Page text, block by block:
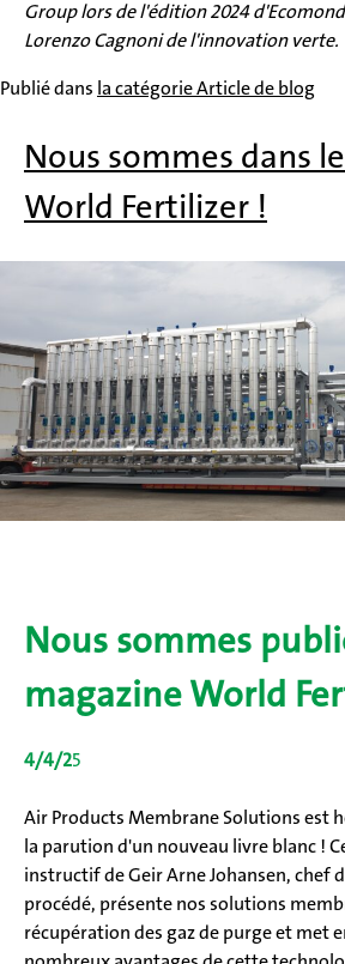
Group lors de l'édition 2024
Lorenzo Cagnoni de l'innovation verte.
Publié dans la catégorie Article de blog
Nous sommes dans
World Fertilizer !
Nous sommes
magazine World
4/4/25
Air Products Membrane Solutions est
la parution d'un nouveau livre blanc !
instructif de Geir Arne Johansen, chef
procédé, présente nos solutions
récupération des gaz de purge et met